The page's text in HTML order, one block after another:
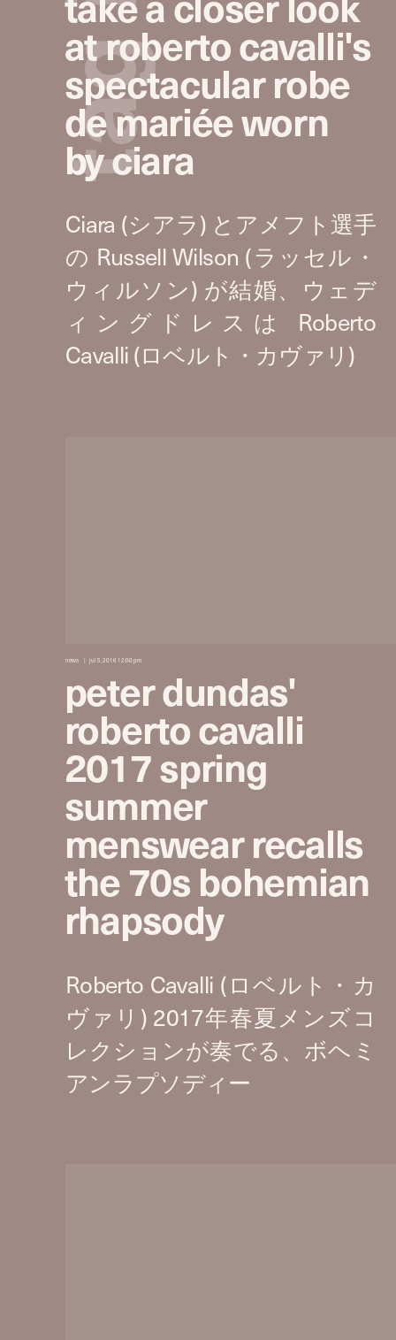
t
a
g
at roberto cavalli's
spectacular robe
de mariée worn
by ciara
news jul 5, 2016 12:00 pm
peter dundas'
roberto cavalli
2017 spring
summer
menswear recalls
the 70s bohemian
rhapsody